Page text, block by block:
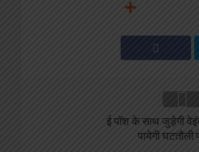
Twitter
ई पॉश के साथ जुड़ेगी
पायेगी घटतौली